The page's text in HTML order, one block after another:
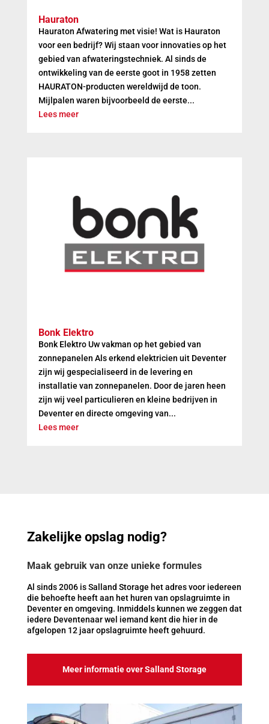
Hauraton
Hauraton Afwatering met visie! Wat is Hauraton
voor een bedrijf? Wij staan voor innovaties op het
gebied van afwateringstechniek. Al sinds de
ontwikkeling van de eerste goot in 1958 zetten
HAURATON-producten wereldwijd de toon.
Mijlpalen waren bijvoorbeeld de eerste...
Lees meer
Bonk Elektro
Bonk Elektro Uw vakman op het gebied van
zonnepanelen Als erkend elektricien uit Deventer
zijn wij gespecialiseerd in de levering en
installatie van zonnepanelen. Door de jaren heen
zijn wij veel particulieren en kleine bedrijven in
Deventer en directe omgeving van...
Lees meer
Zakelijke opslag nodig?
Maak gebruik van onze unieke formules
Al sinds 2006 is Salland Storage het adres voor iedereen
die behoefte heeft aan het huren van opslagruimte in
Deventer en omgeving. Inmiddels kunnen we zeggen dat
iedere Deventenaar wel iemand kent die hier in de
afgelopen 12 jaar opslagruimte heeft gehuurd.
Meer informatie over Salland Storage